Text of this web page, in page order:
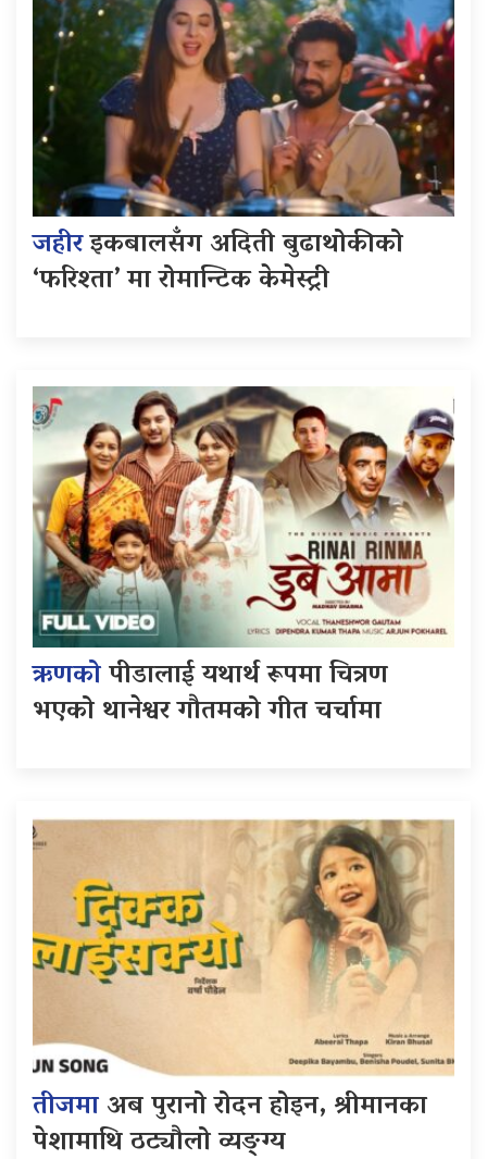
जहीरइकबालसँग अदिती बुढाथोकीको
‘फरिश्ता’ मा रोमान्टिक केमेस्ट्री
ऋणकोपीडालाई यथार्थ रूपमा चित्रण
भएको थानेश्वर गौतमको गीत चर्चामा
तीजमाअब पुरानो रोदन होइन, श्रीमानका
पेशामाथि ठट्यौलो व्यङ्ग्य